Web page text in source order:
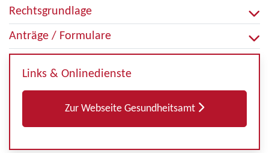
Rechtsgrundlage
Anträge / Formulare
Links & Onlinedienste
Zur Webseite Gesundheitsamt